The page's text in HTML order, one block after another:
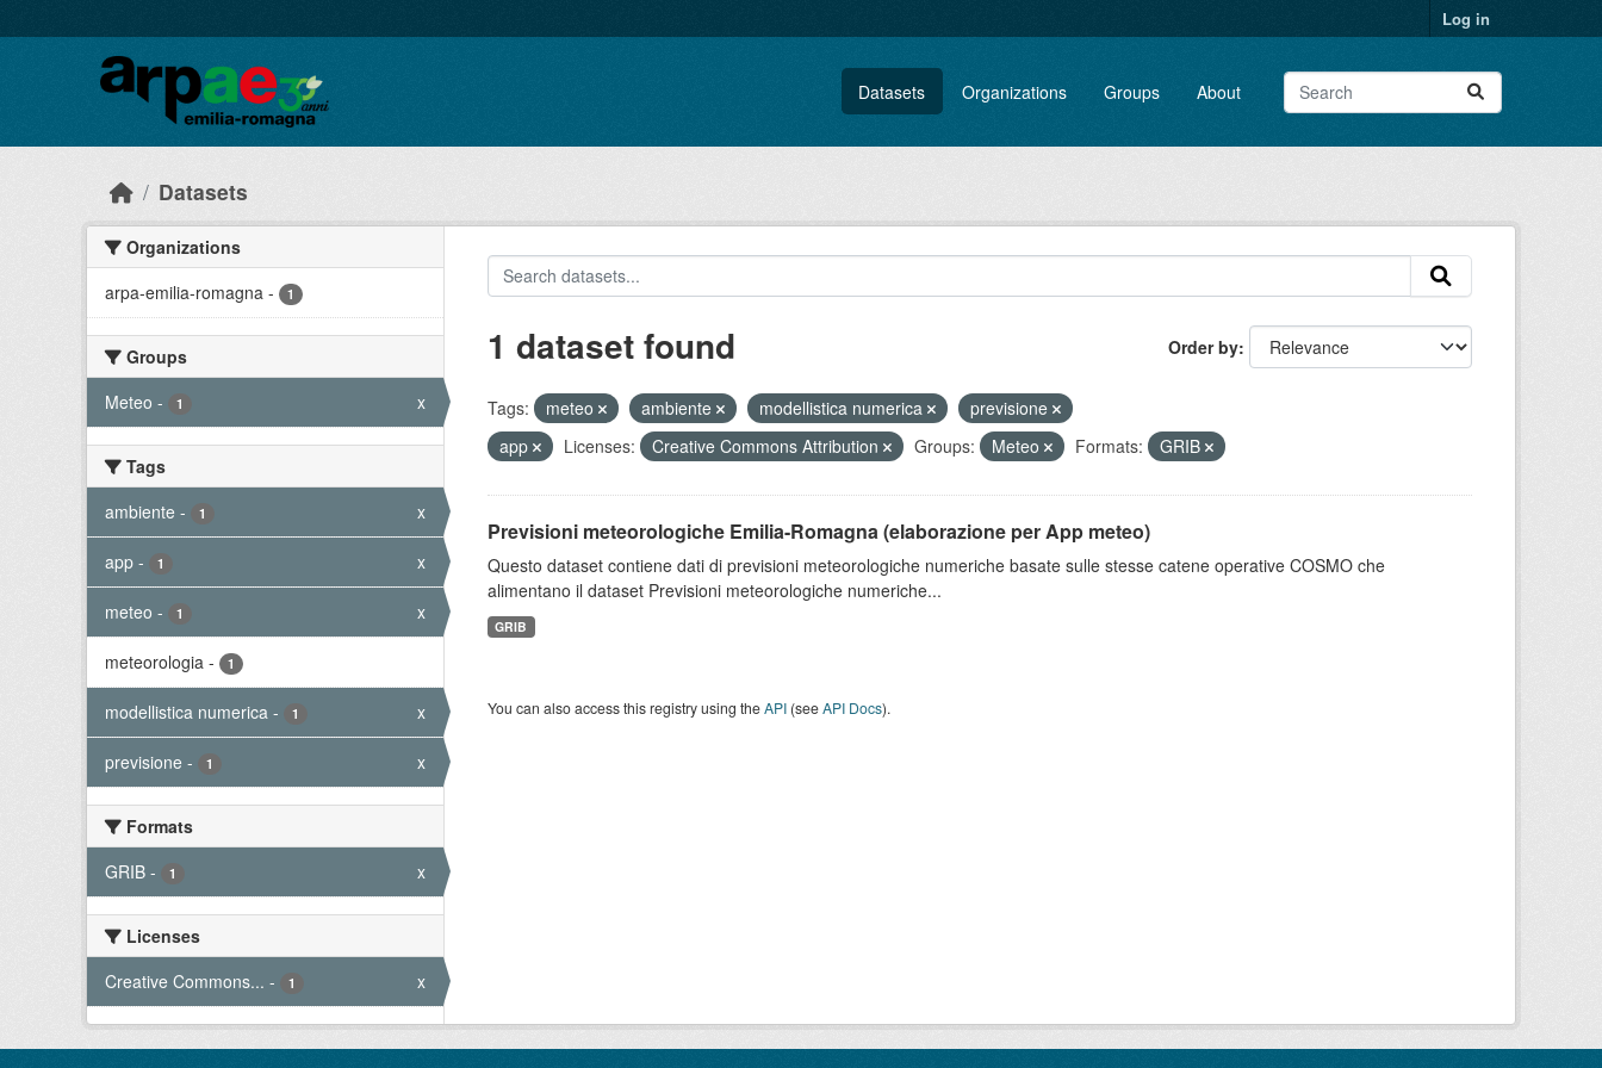
Log in
Datasets Organizations Groups About
Datasets
Organizations
arpa-emilia-romagna - 1
Groups
Meteo - 1 x
Tags
ambiente - 1 x
app - 1 x
meteo - 1 x
meteorologia - 1
modellistica numerica - 1 x
previsione - 1 x
Formats
GRIB - 1 x
Licenses
Creative Commons... - 1 x
Order by
1 dataset found
Tags: meteo ambiente modellistica numerica
previsione
app
Licenses: Creative Commons Attribution Groups: Meteo Formats: GRIB
Previsioni meteorologiche Emilia-Romagna (elaborazione per App meteo)
Questo dataset contiene dati di previsioni meteorologiche numeriche basate sulle stesse catene operative COSMO che
alimentano il dataset Previsioni meteorologiche numeriche...
GRIB
You can also access this registry using theAPI(seeAPI Docs).